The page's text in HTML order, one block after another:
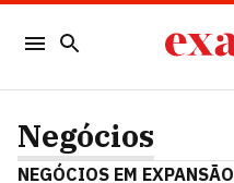
Negócios
NEGÓCIOS EM EXPANSÃO